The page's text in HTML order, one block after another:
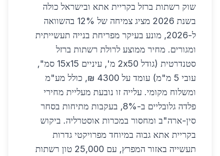
שוק רשתות ברזל בקריית אתא ובישראל כולה
בשנת 2026 מציג צמיחה של 12% בהשוואה
ל-2026, מונע בעיקר מפריחת בנייה תעשייתית
ומגורים. מחיר ממוצע לרולת רשתות ברזל
סטנדרטית (גודל 2x50 מ', עיניים 15x15 סמ",
עובי 5 מ"מ) עומד על 4300 ₪, כולל מע"מ
ומשלוח מקומי. עלייה זו נובעת מעליית מחירי
פלדה גלובליים ב-8%, בעקבות מתיחות בסחר
סין-ארה"ב ומחסור במכרות אוסטרליה. ביקוש
בקריית אתא גבוה במיוחד מפרויקטי גדרות
תעשייה באזור המפרץ, עם 25,000 טון רשתות